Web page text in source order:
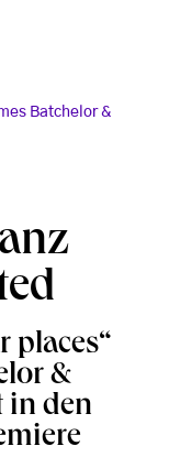
Batchelor &
places“
&
in den